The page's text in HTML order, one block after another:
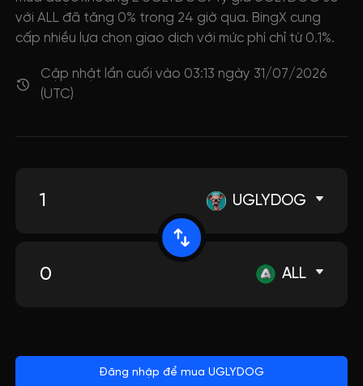
với ALL đã tăng 0% trong 24 giờ qua. BingX cung
cấp nhiều lựa chọn giao dịch với mức phí chỉ từ 0.1%.
Cập nhật lần cuối vào 03:13 ngày 31/07/2026
(UTC)
UGLYDOG
ALL
Đăng nhập để mua UGLYDOG